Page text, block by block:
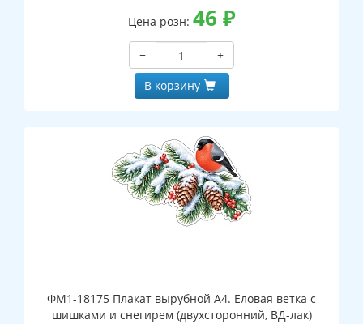
Цена розн: 46 ₽
−
+
В корзину
ФМ1-18175 Плакат вырубной А4. Еловая ветка с
шишками и снегирем (двухсторонний, ВД-лак)